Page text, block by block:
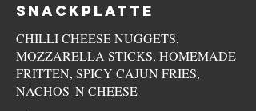
SNACKPLATTE
CHILLI CHEESE NUGGETS,
MOZZARELLA STICKS, HOMEMADE
FRITTEN, SPICY CAJUN FRIES,
NACHOS 'N CHEESE